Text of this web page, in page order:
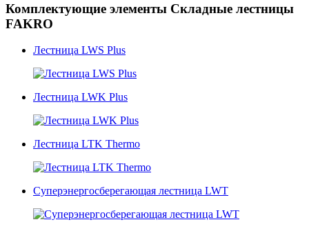
Комплектующие элементы Складные лестницы
FAKRO
Лестница LWS Plus
Лестница LWK Plus
Лестница LTK Thermo
Суперэнергосберегающая лестница LWT